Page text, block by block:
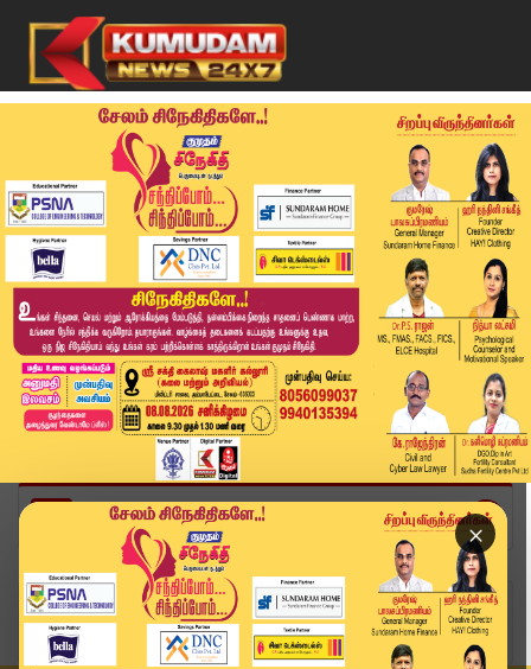
×
Home
வீடியோ ஸ்டோரி
பெரியாரின் நினைவு நாள் – விஜய் மரியாதை | TVK Vi...